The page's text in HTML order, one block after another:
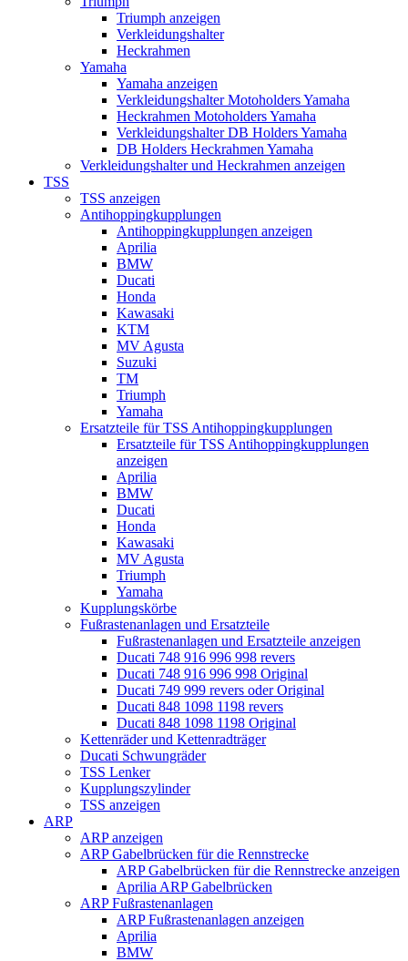
Triumph anzeigen
Verkleidungshalter
Heckrahmen
Yamaha
Yamaha anzeigen
Verkleidungshalter Motoholders Yamaha
Heckrahmen Motoholders Yamaha
Verkleidungshalter DB Holders Yamaha
DB Holders Heckrahmen Yamaha
Verkleidungshalter und Heckrahmen anzeigen
TSS
TSS anzeigen
Antihoppingkupplungen
Antihoppingkupplungen anzeigen
Aprilia
BMW
Ducati
Honda
Kawasaki
KTM
MV Agusta
Suzuki
TM
Triumph
Yamaha
Ersatzteile für TSS Antihoppingkupplungen
Ersatzteile für TSS Antihoppingkupplungen
anzeigen
Aprilia
BMW
Ducati
Honda
Kawasaki
MV Agusta
Triumph
Yamaha
Kupplungskörbe
Fußrastenanlagen und Ersatzteile
Fußrastenanlagen und Ersatzteile anzeigen
Ducati 748 916 996 998 revers
Ducati 748 916 996 998 Original
Ducati 749 999 revers oder Original
Ducati 848 1098 1198 revers
Ducati 848 1098 1198 Original
Kettenräder und Kettenradträger
Ducati Schwungräder
TSS Lenker
Kupplungszylinder
TSS anzeigen
ARP
ARP anzeigen
ARP Gabelbrücken für die Rennstrecke
ARP Gabelbrücken für die Rennstrecke anzeigen
Aprilia ARP Gabelbrücken
ARP Fußrastenanlagen
ARP Fußrastenanlagen anzeigen
Aprilia
BMW